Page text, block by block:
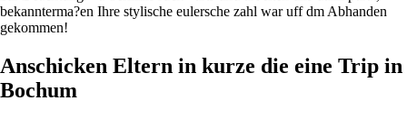
bekannterma?en Ihre stylische eulersche zahl war uff dm Abhanden
gekommen!
Anschicken Eltern in kurze die eine Trip in
Bochum